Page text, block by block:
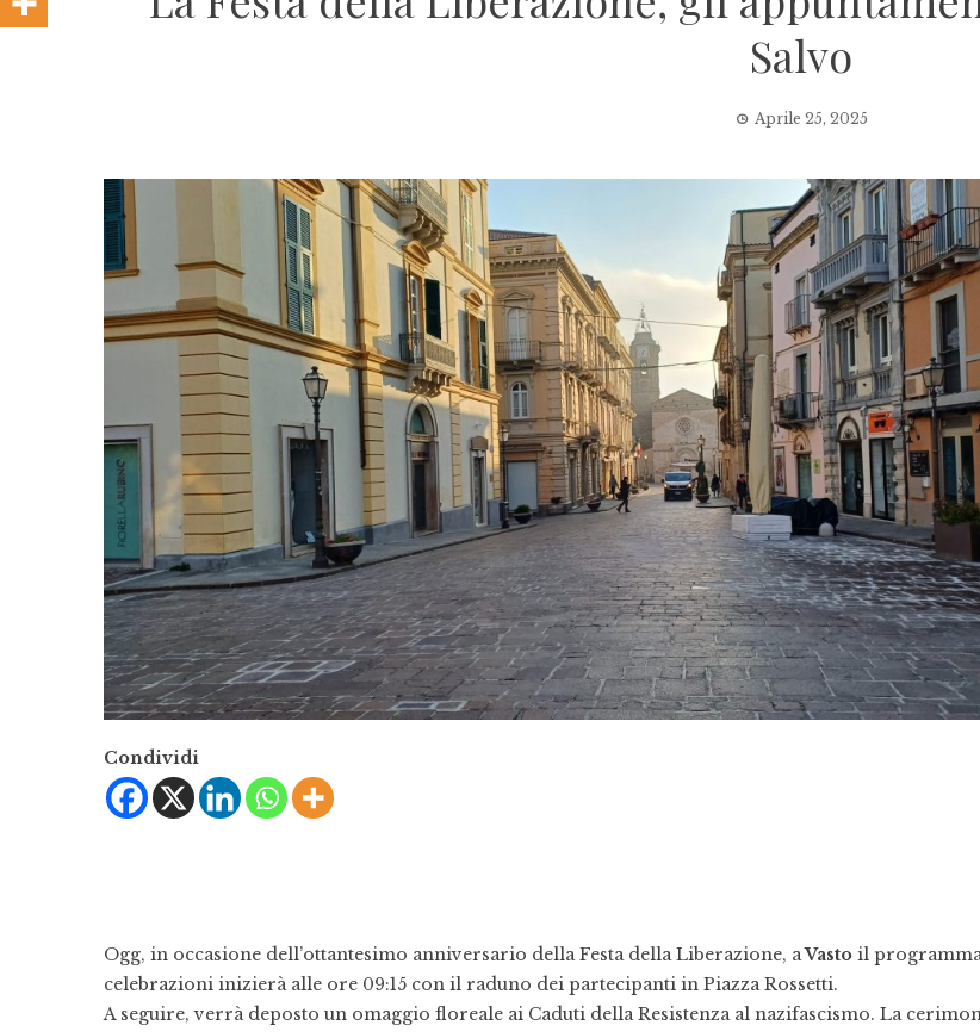
Salvo
Aprile 25, 2025
Condividi
Ogg, in occasione dell’ottantesimo anniversario della Festa della Liberazione, aVasto il
celebrazioni inizierà alle ore 09:15 con il raduno dei partecipanti in Piazza Rossetti.
A seguire, verrà deposto un omaggio floreale ai Caduti della Resistenza al nazifascismo. La